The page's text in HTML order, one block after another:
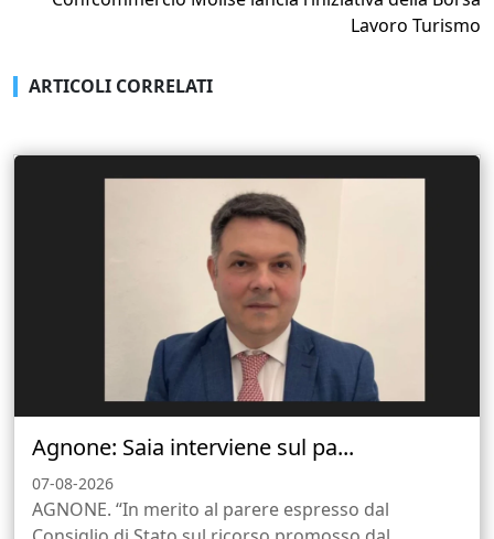
Lavoro Turismo
ARTICOLI CORRELATI
Agnone: Saia interviene sul pa...
07-08-2026
AGNONE. “In merito al parere espresso dal